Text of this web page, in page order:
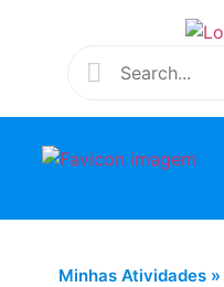
Minhas Atividades »